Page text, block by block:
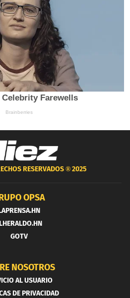
RESERVADOS ®2025
OPSA
GOTV
NOSOTROS
AL USUARIO
DE PRIVACIDAD